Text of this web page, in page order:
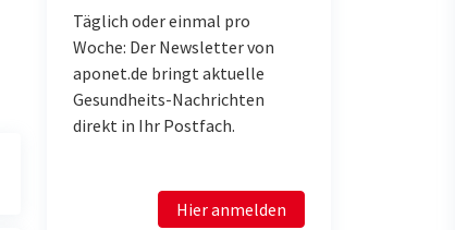
Täglich oder einmal pro
Woche: Der Newsletter von
aponet.de bringt aktuelle
Gesundheits-Nachrichten
direkt in Ihr Postfach.
Hier anmelden